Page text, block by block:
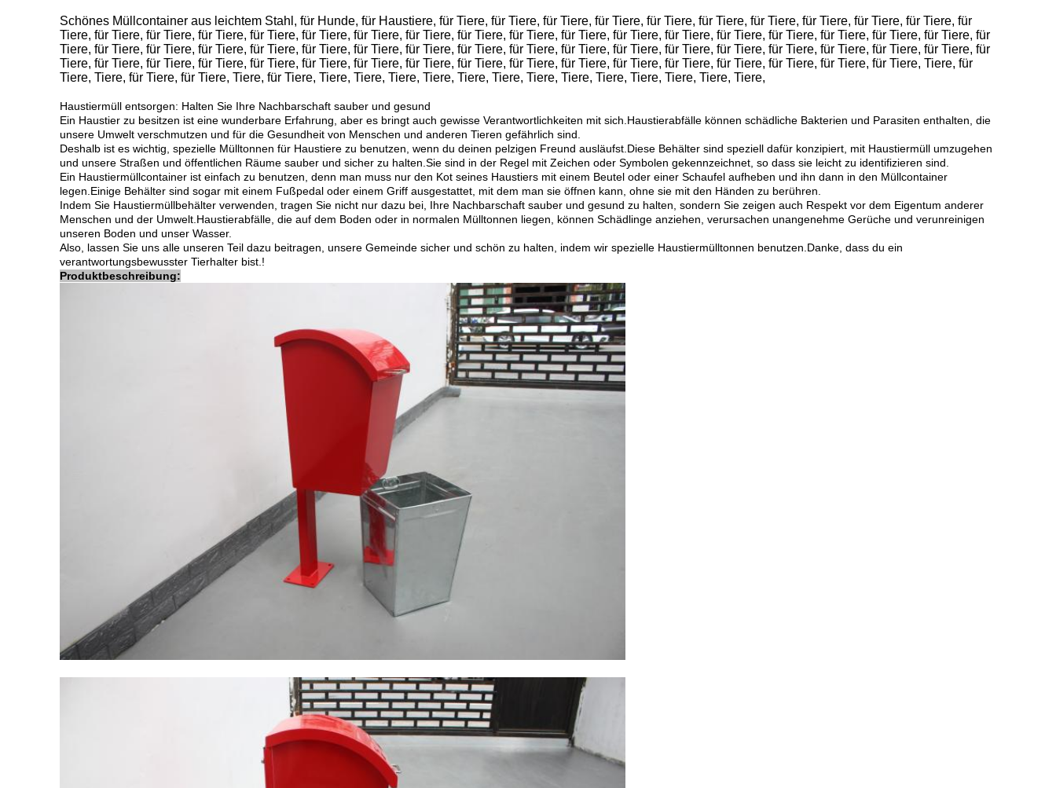
Schönes Müllcontainer aus leichtem Stahl, für Hunde, für Haustiere, für Tiere, für Tiere, für Tiere, für Tiere, für Tiere, für Tiere, für Tiere, für Tiere, für Tiere, für Tiere, für
Tiere, für Tiere, für Tiere, für Tiere, für Tiere, für Tiere, für Tiere, für Tiere, für Tiere, für Tiere, für Tiere, für Tiere, für Tiere, für Tiere, für Tiere, für Tiere, für Tiere, für Tiere, für
Tiere, für Tiere, für Tiere, für Tiere, für Tiere, für Tiere, für Tiere, für Tiere, für Tiere, für Tiere, für Tiere, für Tiere, für Tiere, für Tiere, für Tiere, für Tiere, für Tiere, für Tiere, für
Tiere, für Tiere, für Tiere, für Tiere, für Tiere, für Tiere, für Tiere, für Tiere, für Tiere, für Tiere, für Tiere, für Tiere, für Tiere, für Tiere, für Tiere, für Tiere, für Tiere, Tiere, für
Tiere, Tiere, für Tiere, für Tiere, Tiere, für Tiere, Tiere, Tiere, Tiere, Tiere, Tiere, Tiere, Tiere, Tiere, Tiere, Tiere, Tiere, Tiere, Tiere,
Haustiermüll entsorgen: Halten Sie Ihre Nachbarschaft sauber und gesund
Ein Haustier zu besitzen ist eine wunderbare Erfahrung, aber es bringt auch gewisse Verantwortlichkeiten mit sich.Haustierabfälle können schädliche Bakterien und Parasiten enthalten, die
unsere Umwelt verschmutzen und für die Gesundheit von Menschen und anderen Tieren gefährlich sind.
Deshalb ist es wichtig, spezielle Mülltonnen für Haustiere zu benutzen, wenn du deinen pelzigen Freund ausläufst.Diese Behälter sind speziell dafür konzipiert, mit Haustiermüll umzugehen
und unsere Straßen und öffentlichen Räume sauber und sicher zu halten.Sie sind in der Regel mit Zeichen oder Symbolen gekennzeichnet, so dass sie leicht zu identifizieren sind.
Ein Haustiermüllcontainer ist einfach zu benutzen, denn man muss nur den Kot seines Haustiers mit einem Beutel oder einer Schaufel aufheben und ihn dann in den Müllcontainer
legen.Einige Behälter sind sogar mit einem Fußpedal oder einem Griff ausgestattet, mit dem man sie öffnen kann, ohne sie mit den Händen zu berühren.
Indem Sie Haustiermüllbehälter verwenden, tragen Sie nicht nur dazu bei, Ihre Nachbarschaft sauber und gesund zu halten, sondern Sie zeigen auch Respekt vor dem Eigentum anderer
Menschen und der Umwelt.Haustierabfälle, die auf dem Boden oder in normalen Mülltonnen liegen, können Schädlinge anziehen, verursachen unangenehme Gerüche und verunreinigen
unseren Boden und unser Wasser.
Also, lassen Sie uns alle unseren Teil dazu beitragen, unsere Gemeinde sicher und schön zu halten, indem wir spezielle Haustiermülltonnen benutzen.Danke, dass du ein
verantwortungsbewusster Tierhalter bist.!
Produktbeschreibung: